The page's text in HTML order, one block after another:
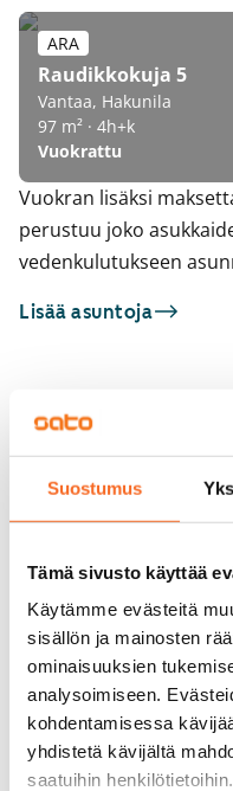
Suostumus
Tämä sivusto käyttää
Käytämme evästeitä
sisällön ja mainosten
ominaisuuksien
analysoimiseen.
kohdentamisessa
yhdistetä kävijältä
saatuihin
ARA
Raudikkokuja 5
Vantaa, Hakunila
97 m² · 4h+k
Vuokrattu
Vuokran lisäksi
perustuu joko
vedenkulutukseen
Lisää asuntoja
Sinua saattaisi
Hiirakkotie 4
Vapautumassa 4.9.